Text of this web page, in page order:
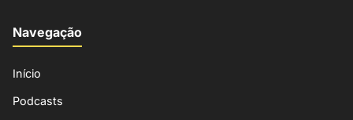
Navegação
Início
Podcasts